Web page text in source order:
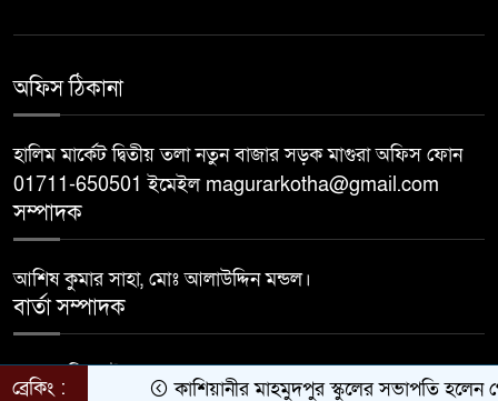
অফিস ঠিকানা
হালিম মার্কেট দ্বিতীয় তলা নতুন বাজার সড়ক মাগুরা অফিস ফোন
01711-650501 ইমেইল magurarkotha@gmail.com
সম্পাদক
আশিষ কুমার সাহা, মোঃ আলাউদ্দিন মন্ডল।
বার্তা সম্পাদক
মোঃ জাহিদুল ইসলাম।
ব্রেকিং : কাশিয়ানীর মাহমুদপুর স্কুলের সভাপতি হলেন